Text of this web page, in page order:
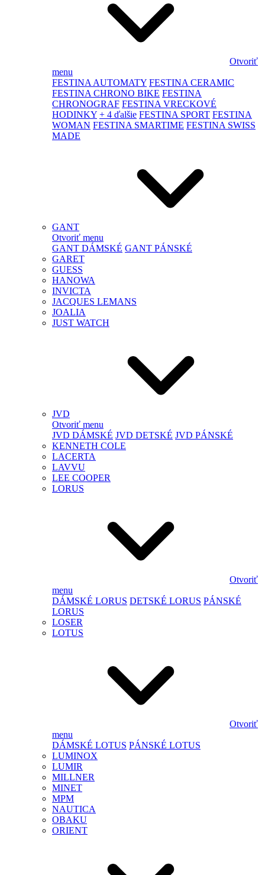
Otvoriť
menu
FESTINA AUTOMATY FESTINA CERAMIC
FESTINA CHRONO BIKE FESTINA
CHRONOGRAF FESTINA VRECKOVÉ
HODINKY + 4 ďalšie FESTINA SPORT FESTINA
WOMAN FESTINA SMARTIME FESTINA SWISS
MADE
GANT
Otvoriť menu
GANT DÁMSKÉ GANT PÁNSKÉ
GARET
GUESS
HANOWA
INVICTA
JACQUES LEMANS
JOALIA
JUST WATCH
JVD
Otvoriť menu
JVD DÁMSKÉ JVD DETSKÉ JVD PÁNSKÉ
KENNETH COLE
LACERTA
LAVVU
LEE COOPER
LORUS
Otvoriť
menu
DÁMSKÉ LORUS DETSKÉ LORUS PÁNSKÉ
LORUS
LOSER
LOTUS
Otvoriť
menu
DÁMSKÉ LOTUS PÁNSKÉ LOTUS
LUMINOX
LUMIR
MILLNER
MINET
MPM
NAUTICA
OBAKU
ORIENT